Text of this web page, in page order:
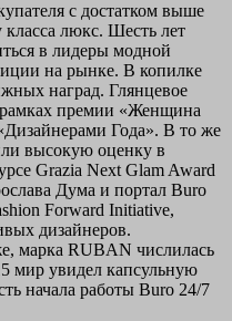
с достатком выше
люкс. Шесть лет
в лидеры модной
на рынке. В копилке
наград. Глянцевое
рамках премии «Женщина
Года». В то же
высокую оценку в
Grazia Next Glam Award
Дума и портал Buro
Forward Initiative,
дизайнеров.
марка RUBAN числилась
мир увидел капсульную
начала работы Buro 24/7